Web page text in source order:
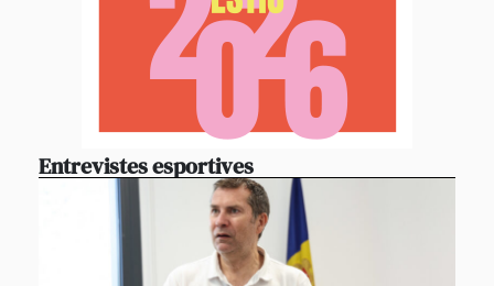
Entrevistes esportives